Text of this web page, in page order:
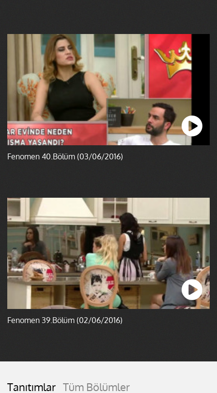
Fenomen 40.Bölüm (03/06/2016)
Fenomen 39.Bölüm (02/06/2016)
Tanıtımlar Tüm Bölümler